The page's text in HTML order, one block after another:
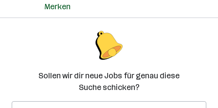
Merken
Sollen wir dir neue Jobs für genau diese
Suche schicken?